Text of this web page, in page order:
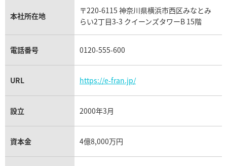
ンド 361.PX.1280.RX.1104
パネライ買取
チューダー（チュードル）買取
本社所在地
〒220-6115 神奈川県横浜市西区みなとみ
らい2丁目3-3 クイーンズタワーB 15階
電話番号 0120-555-600
URL https://e-fran.jp/
設立 2000年3月
資本金 4億8,000万円